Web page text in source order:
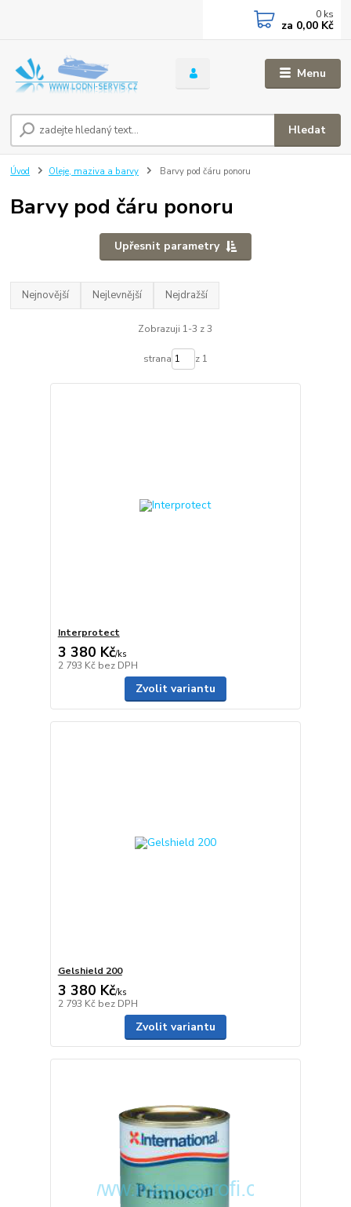
Menu
Hledat
0 ks
za 0,00 Kč
Úvod Oleje, maziva a barvy Barvy pod čáru ponoru
Barvy pod čáru ponoru
Upřesnit parametry
Nejnovější Nejlevnější Nejdražší
Zobrazuji 1-3 z 3
strana z 1
Interprotect
3 380 Kč/ks
2 793 Kč bez DPH
Zvolit variantu
Gelshield 200
3 380 Kč/ks
2 793 Kč bez DPH
Zvolit variantu